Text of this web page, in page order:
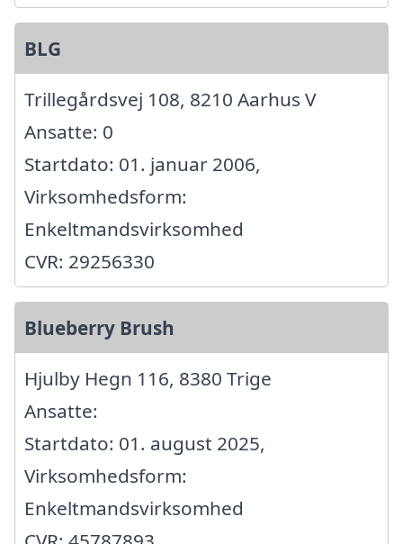
BLG
Trillegårdsvej 108, 8210 Aarhus V
Ansatte: 0
Startdato: 01. januar 2006,
Virksomhedsform:
Enkeltmandsvirksomhed
CVR: 29256330
Blueberry Brush
Hjulby Hegn 116, 8380 Trige
Ansatte:
Startdato: 01. august 2025,
Virksomhedsform:
Enkeltmandsvirksomhed